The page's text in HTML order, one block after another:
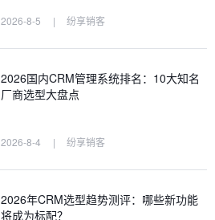
2026-8-5 | 纷享销客
2026国内CRM管理系统排名：10大知名
厂商选型大盘点
2026-8-4 | 纷享销客
2026年CRM选型趋势测评：哪些新功能
将成为标配？